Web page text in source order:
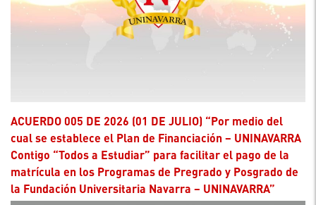
ACUERDO 005 DE 2026 (01 DE JULIO) “Por medio del
cual se establece el Plan de Financiación – UNINAVARRA
Contigo “Todos a Estudiar” para facilitar el pago de la
matrícula en los Programas de Pregrado y Posgrado de
la Fundación Universitaria Navarra – UNINAVARRA”